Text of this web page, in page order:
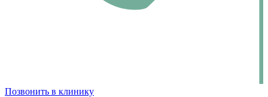
Позвонить в клинику